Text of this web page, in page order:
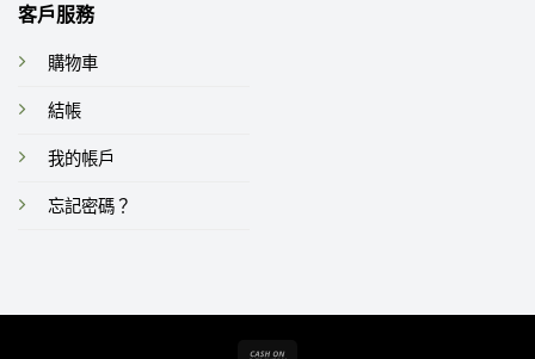
客戶服務
購物車
結帳
我的帳戶
忘記密碼？